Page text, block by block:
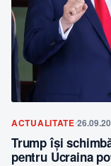
ACTUALITATE
Trump își
pentru Ucraina